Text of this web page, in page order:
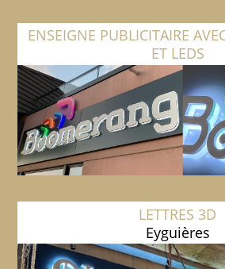
ENSEIGNE PUBLICITAIRE
ET LEDS
Salon de
LETTRES 3D
Eyguières